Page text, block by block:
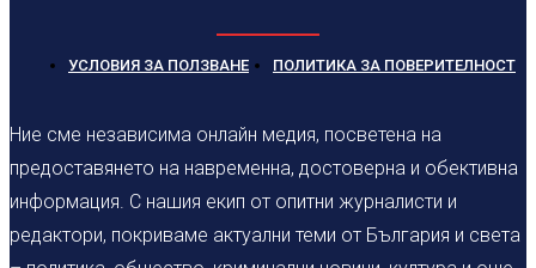
УСЛОВИЯ ЗА ПОЛЗВАНЕ ПОЛИТИКА ЗА ПОВЕРИТЕЛНОСТ
Ние сме независима онлайн медия, посветена на
предоставянето на навременна, достоверна и обективна
информация. С нашия екип от опитни журналисти и
редактори, покриваме актуални теми от България и света